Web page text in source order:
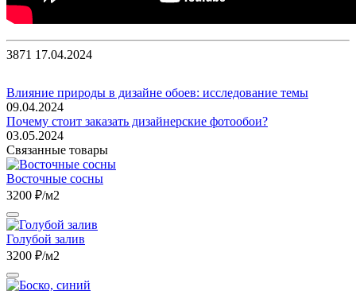
3871 17.04.2024
Влияние природы в дизайне обоев: исследование темы
09.04.2024
Почему стоит заказать дизайнерские фотообои?
03.05.2024
Связанные товары
Восточные сосны
3200 ₽/м2
Голубой залив
3200 ₽/м2